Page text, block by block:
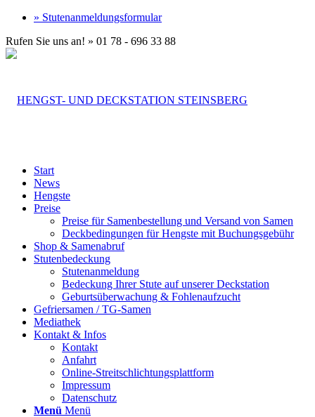
» Stutenanmeldungsformular
Rufen Sie uns an! » 01 78 - 696 33 88
Start
News
Hengste
Preise
Preise für Samenbestellung und Versand von Samen
Deckbedingungen für Hengste mit Buchungsgebühr
Shop & Samenabruf
Stutenbedeckung
Stutenanmeldung
Bedeckung Ihrer Stute auf unserer Deckstation
Geburtsüberwachung & Fohlenaufzucht
Gefriersamen / TG-Samen
Mediathek
Kontakt & Infos
Kontakt
Anfahrt
Online-Streitschlichtungsplattform
Impressum
Datenschutz
Menü Menü